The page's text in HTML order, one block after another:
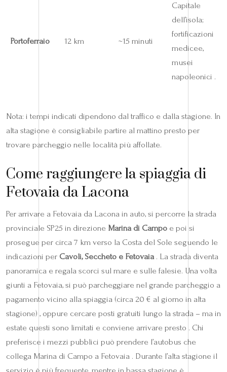
Portoferraio 12 km ~15 minuti
Capitale
dell’isola;
fortificazioni
medicee,
musei
napoleonici .
Nota: i tempi indicati dipendono dal traffico e dalla stagione. In
alta stagione è consigliabile partire al mattino presto per
trovare parcheggio nelle località più affollate.
Come raggiungere la spiaggia di
Fetovaia da Lacona
Per arrivare a Fetovaia da Lacona in auto, si percorre la strada
provinciale SP25 in direzione Marina di Campo e poi si
prosegue per circa 7 km verso la Costa del Sole seguendo le
indicazioni per Cavoli, Seccheto e Fetovaia. La strada diventa
panoramica e regala scorci sul mare e sulle falesie. Una volta
giunti a Fetovaia, si può parcheggiare nel grande parcheggio a
pagamento vicino alla spiaggia (circa 20 € al giorno in alta
stagione) , oppure cercare posti gratuiti lungo la strada – ma in
estate questi sono limitati e conviene arrivare presto . Chi
preferisce i mezzi pubblici può prendere l’autobus che
collega Marina di Campo a Fetovaia . Durante l’alta stagione il